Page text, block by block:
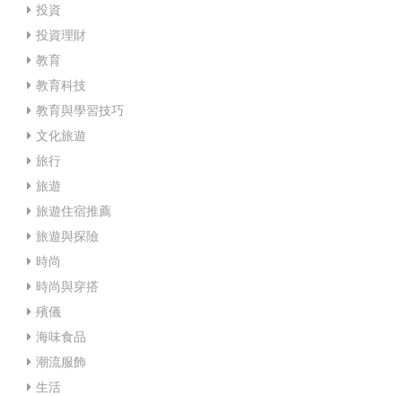
投資
投資理財
教育
教育科技
教育與學習技巧
文化旅遊
旅行
旅遊
旅遊住宿推薦
旅遊與探險
時尚
時尚與穿搭
殯儀
海味食品
潮流服飾
生活